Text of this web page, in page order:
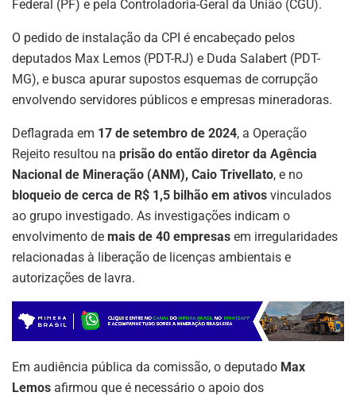
Federal (PF) e pela Controladoria-Geral da União (CGU).
O pedido de instalação da CPI é encabeçado pelos
deputados Max Lemos (PDT-RJ) e Duda Salabert (PDT-
MG), e busca apurar supostos esquemas de corrupção
envolvendo servidores públicos e empresas mineradoras.
Deflagrada em 17 de setembro de 2024, a Operação
Rejeito resultou na prisão do então diretor da Agência
Nacional de Mineração (ANM), Caio Trivellato, e no
bloqueio de cerca de R$ 1,5 bilhão em ativos vinculados
ao grupo investigado. As investigações indicam o
envolvimento de mais de 40 empresas em irregularidades
relacionadas à liberação de licenças ambientais e
autorizações de lavra.
Em audiência pública da comissão, o deputado Max
Lemos afirmou que é necessário o apoio dos